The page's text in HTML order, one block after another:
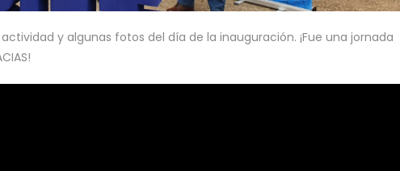
y algunas fotos del día de la inauguración. ¡Fue una jornada